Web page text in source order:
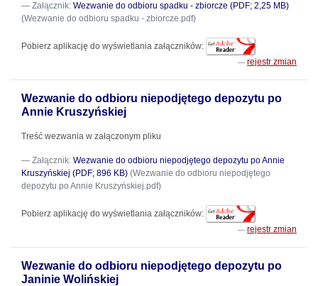
Załącznik: Wezwanie do odbioru spadku - zbiorcze (PDF; 2,25 MB)
(Wezwanie do odbioru spadku - zbiorcze.pdf)
Pobierz aplikację do wyświetlania załączników:
rejestr zmian
Wezwanie do odbioru niepodjętego depozytu po
Annie Kruszyńskiej
Treść wezwania w załączonym pliku
Załącznik: Wezwanie do odbioru niepodjętego depozytu po Annie
Kruszyńskiej (PDF; 896 KB) (Wezwanie do odbioru niepodjętego
depozytu po Annie Kruszyńskiej.pdf)
Pobierz aplikację do wyświetlania załączników:
rejestr zmian
Wezwanie do odbioru niepodjętego depozytu po
Janinie Wolińskiej